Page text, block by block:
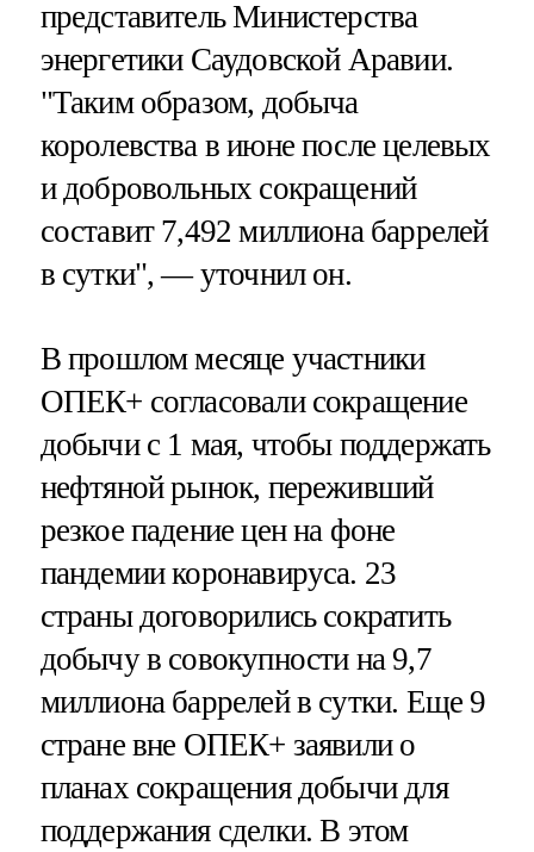
представитель Министерства
энергетики Саудовской Аравии.
"Таким образом, добыча
королевства в июне после целевых
и добровольных сокращений
составит 7,492 миллиона баррелей
в сутки", — уточнил он.
В прошлом месяце участники
ОПЕК+ согласовали сокращение
добычи с 1 мая, чтобы поддержать
нефтяной рынок, переживший
резкое падение цен на фоне
пандемии коронавируса. 23
страны договорились сократить
добычу в совокупности на 9,7
миллиона баррелей в сутки. Еще 9
стране вне ОПЕК+ заявили о
планах сокращения добычи для
поддержания сделки. В этом